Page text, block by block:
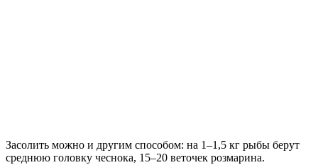
Засолить можно и другим способом: на 1–1,5 кг рыбы берут
среднюю головку чеснока, 15–20 веточек розмарина.